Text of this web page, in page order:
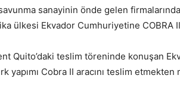
sanayinin önde gelen
ülkesi Ekvador Cumhuriyetine COBRA
Quito’daki teslim töreninde konuşan
yapımı Cobra II aracını teslim